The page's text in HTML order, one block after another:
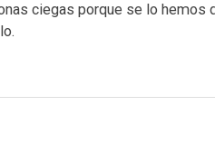
ciegas porque se lo hemos